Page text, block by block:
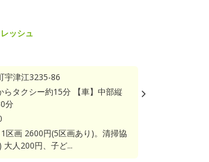
ッシュ
宇津江3235-86
らタクシー約15分 【車】中部縦
分
区画 2600円(5区画あり)。清掃協
大人200円、子ど...